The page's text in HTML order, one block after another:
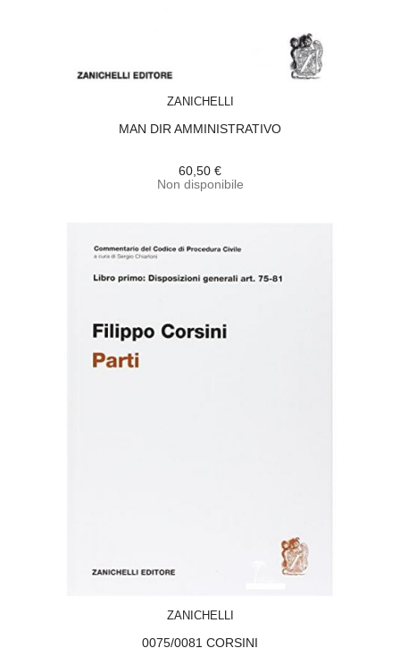
ZANICHELLI
MAN DIR AMMINISTRATIVO
60,50 €
Non disponibile
ZANICHELLI
0075/0081 CORSINI